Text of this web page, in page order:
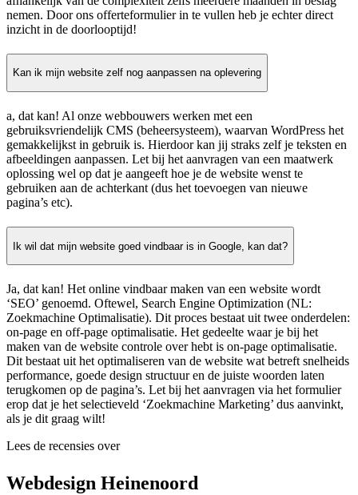
nemen. Door ons offerteformulier in te vullen heb je echter direct
inzicht in de doorlooptijd!
Kan ik mijn website zelf nog aanpassen na oplevering
a, dat kan! Al onze webbouwers werken met een
gebruiksvriendelijk CMS (beheersysteem), waarvan WordPress het
gemakkelijkst in gebruik is. Hierdoor kan jij straks zelf je teksten en
afbeeldingen aanpassen. Let bij het aanvragen van een maatwerk
oplossing wel op dat je aangeeft hoe je de website wenst te
gebruiken aan de achterkant (dus het toevoegen van nieuwe
pagina’s etc).
Ik wil dat mijn website goed vindbaar is in Google, kan dat?
Ja, dat kan! Het online vindbaar maken van een website wordt
‘SEO’ genoemd. Oftewel, Search Engine Optimization (NL:
Zoekmachine Optimalisatie). Dit proces bestaat uit twee onderdelen:
on-page en off-page optimalisatie. Het gedeelte waar je bij het
maken van de website controle over hebt is on-page optimalisatie.
Dit bestaat uit het optimaliseren van de website wat betreft snelheids
performance, goede design structuur en de juiste woorden laten
terugkomen op de pagina’s. Let bij het aanvragen via het formulier
erop dat je het selectieveld ‘Zoekmachine Marketing’ dus aanvinkt,
als je dit graag wilt!
Lees de recensies over
Webdesign Heinenoord